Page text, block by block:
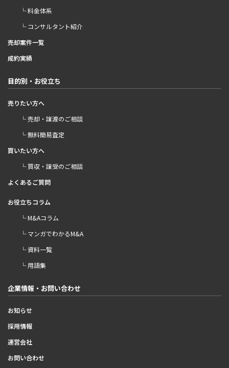
└ 料金体系
└ コンサルタント紹介
売却案件一覧
成約実績
目的別・お役立ち
売りたい方へ
└ 売却・譲渡のご相談
└ 無料簡易査定
買いたい方へ
└ 買収・譲受のご相談
よくあるご質問
お役立ちコラム
└ M&Aコラム
└ マンガでわかるM&A
└ 資料一覧
└ 用語集
企業情報・お問い合わせ
お知らせ
採用情報
運営会社
お問い合わせ